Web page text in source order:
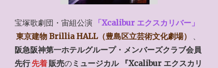
宝塚歌劇団・宙組公演 「Xcalibur エクスカリバー」
東京建物 Brillia HALL（豊島区立芸術文化劇場）
、
阪急阪神第一ホテルグループ・メンバーズクラブ会員
先行 先着 販売のミュージカル 『Xcalibur エクスカリ